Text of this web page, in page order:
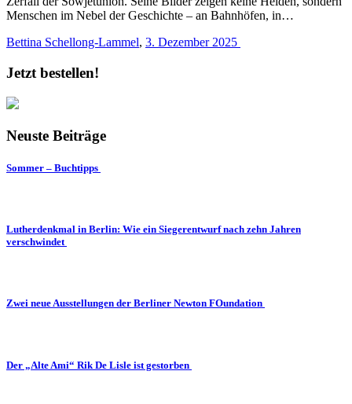
Menschen im Nebel der Geschichte – an Bahnhöfen, in…
Bettina Schellong-Lammel, 3. Dezember 2025
Jetzt bestellen!
Neuste Beiträge
Sommer – Buchtipps
Lutherdenkmal in Berlin: Wie ein Siegerentwurf nach zehn Jahren
verschwindet
Zwei neue Ausstellungen der Berliner Newton FOundation
Der „Alte Ami“ Rik De Lisle ist gestorben